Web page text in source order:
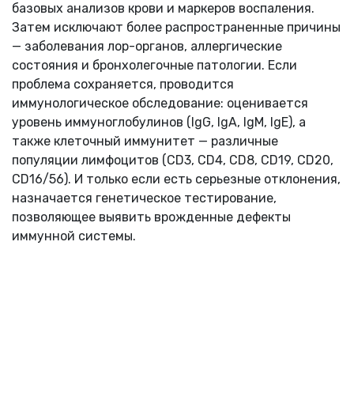
базовых анализов крови и маркеров воспаления.
Затем исключают более распространенные причины
— заболевания лор-органов, аллергические
состояния и бронхолегочные патологии. Если
проблема сохраняется, проводится
иммунологическое обследование: оценивается
уровень иммуноглобулинов (IgG, IgA, IgM, IgE), а
также клеточный иммунитет — различные
популяции лимфоцитов (CD3, CD4, CD8, CD19, CD20,
CD16/56). И только если есть серьезные отклонения,
назначается генетическое тестирование,
позволяющее выявить врожденные дефекты
иммунной системы.